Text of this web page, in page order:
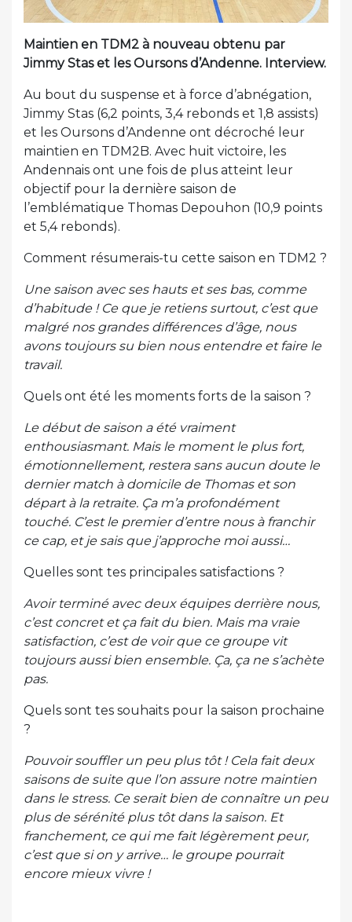
Maintien en TDM2 à nouveau obtenu par
Jimmy Stas et les Oursons d’Andenne. Interview.
Au bout du suspense et à force d’abnégation,
Jimmy Stas (6,2 points, 3,4 rebonds et 1,8 assists)
et les Oursons d’Andenne ont décroché leur
maintien en TDM2B. Avec huit victoire, les
Andennais ont une fois de plus atteint leur
objectif pour la dernière saison de
l’emblématique Thomas Depouhon (10,9 points
et 5,4 rebonds).
Comment résumerais-tu cette saison en TDM2 ?
Une saison avec ses hauts et ses bas, comme
d’habitude ! Ce que je retiens surtout, c’est que
malgré nos grandes différences d’âge, nous
avons toujours su bien nous entendre et faire le
travail.
Quels ont été les moments forts de la saison ?
Le début de saison a été vraiment
enthousiasmant. Mais le moment le plus fort,
émotionnellement, restera sans aucun doute le
dernier match à domicile de Thomas et son
départ à la retraite. Ça m’a profondément
touché. C’est le premier d’entre nous à franchir
ce cap, et je sais que j’approche moi aussi…
Quelles sont tes principales satisfactions ?
Avoir terminé avec deux équipes derrière nous,
c’est concret et ça fait du bien. Mais ma vraie
satisfaction, c’est de voir que ce groupe vit
toujours aussi bien ensemble. Ça, ça ne s’achète
pas.
Quels sont tes souhaits pour la saison prochaine
?
Pouvoir souffler un peu plus tôt ! Cela fait deux
saisons de suite que l’on assure notre maintien
dans le stress. Ce serait bien de connaître un peu
plus de sérénité plus tôt dans la saison. Et
franchement, ce qui me fait légèrement peur,
c’est que si on y arrive… le groupe pourrait
encore mieux vivre !